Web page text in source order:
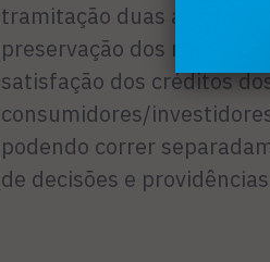
tramitação duas ações
preservação dos
satisfação dos créditos
consumidores/
podendo correr
de decisões e